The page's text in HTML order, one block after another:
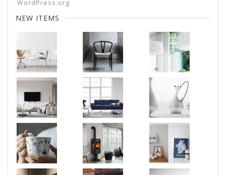
WordPress.org
NEW ITEMS